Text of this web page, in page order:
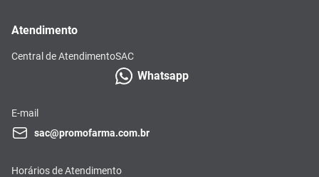
Atendimento
Central de AtendimentoSAC
Whatsapp
E-mail
sac@promofarma.com.br
Horários de Atendimento